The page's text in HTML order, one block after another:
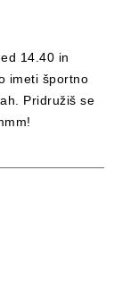
14.40 in
imeti športno
Pridružiš se